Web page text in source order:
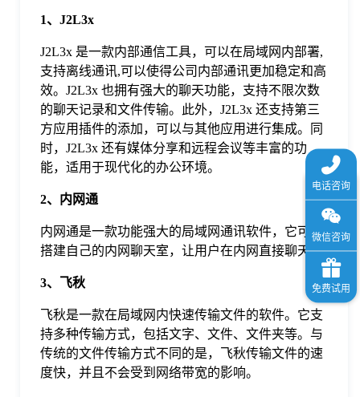
1、J2L3x
J2L3x 是一款内部通信工具，可以在局域网内部署,
支持离线通讯,可以使得公司内部通讯更加稳定和高
效。J2L3x 也拥有强大的聊天功能，支持不限次数
的聊天记录和文件传输。此外，J2L3x 还支持第三
方应用插件的添加，可以与其他应用进行集成。同
时，J2L3x 还有媒体分享和远程会议等丰富的功
能，适用于现代化的办公环境。
2、内网通
内网通是一款功能强大的局域网通讯软件，它可以
搭建自己的内网聊天室，让用户在内网直接聊天。
3、飞秋
飞秋是一款在局域网内快速传输文件的软件。它支
持多种传输方式，包括文字、文件、文件夹等。与
传统的文件传输方式不同的是，飞秋传输文件的速
度快，并且不会受到网络带宽的影响。